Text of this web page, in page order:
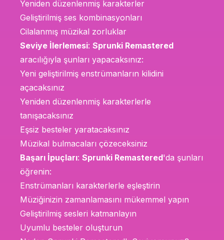
Yeniden düzenlenmiş karakterler
Geliştirilmiş ses kombinasyonları
Cilalanmış müzikal zorluklar
Seviye İlerlemesi: Sprunki Remastered
aracılığıyla şunları yapacaksınız:
Yeni geliştirilmiş enstrümanların kilidini
açacaksınız
Yeniden düzenlenmiş karakterlerle
tanışacaksınız
Eşsiz besteler yaratacaksınız
Müzikal bulmacaları çözeceksiniz
Başarı İpuçları: Sprunki Remastered'da şunları
öğrenin:
Enstrümanları karakterlerle eşleştirin
Müziğinizin zamanlamasını mükemmel yapın
Geliştirilmiş sesleri katmanlayın
Uyumlu besteler oluşturun